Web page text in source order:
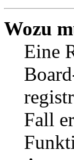
Wozu
Eine
Fall